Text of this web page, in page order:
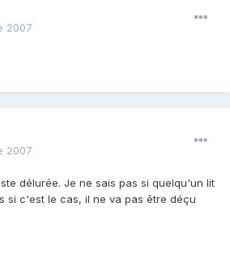
2007
2007
délurée. Je ne sais pas si quelqu'un lit
si c'est le cas, il ne va pas être déçu